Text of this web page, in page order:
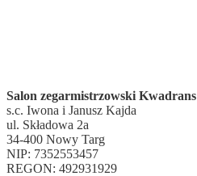
Salon zegarmistrzowski Kwadrans
s.c. Iwona i Janusz Kajda
ul. Składowa 2a
34-400 Nowy Targ
NIP: 7352553457
REGON: 492931929